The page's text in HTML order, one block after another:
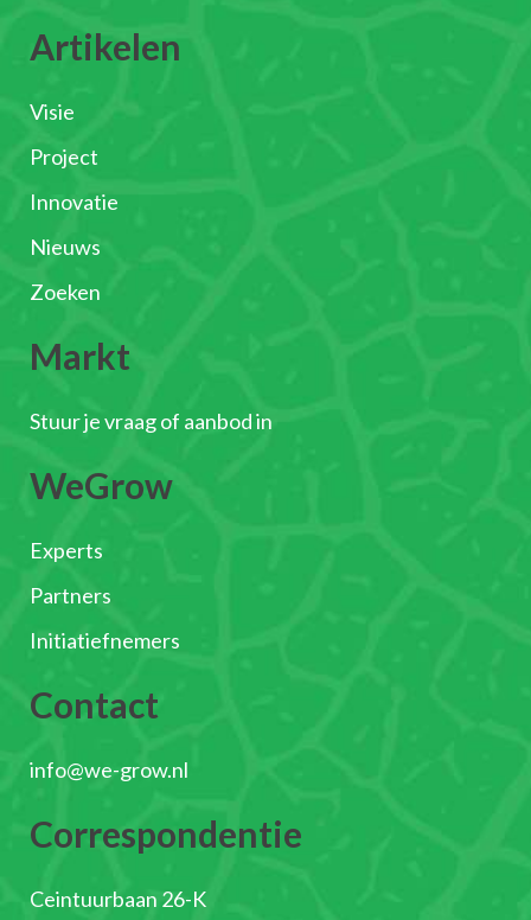
Artikelen
Visie
Project
Innovatie
Nieuws
Zoeken
Markt
Stuur je vraag of aanbod in
WeGrow
Experts
Partners
Initiatiefnemers
Contact
info@we-grow.nl
Correspondentie
Ceintuurbaan 26-K